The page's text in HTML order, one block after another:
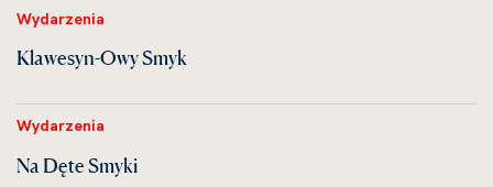
Wydarzenia
Klawesyn-Owy Smyk
Wydarzenia
Na Dęte Smyki